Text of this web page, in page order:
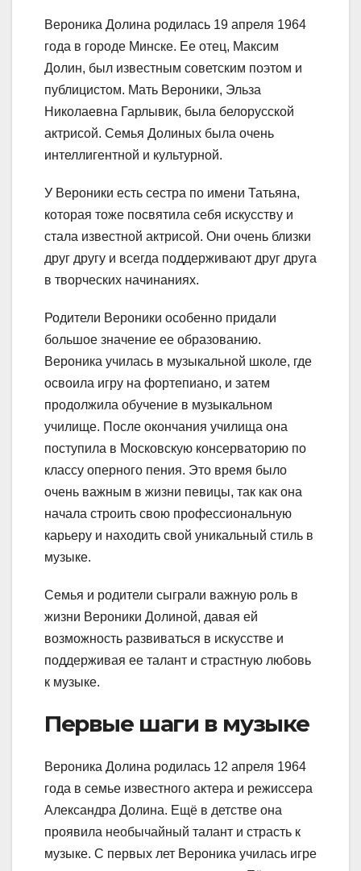
Вероника Долина родилась 19 апреля 1964
года в городе Минске. Ее отец, Максим
Долин, был известным советским поэтом и
публицистом. Мать Вероники, Эльза
Николаевна Гарлывик, была белорусской
актрисой. Семья Долиных была очень
интеллигентной и культурной.
У Вероники есть сестра по имени Татьяна,
которая тоже посвятила себя искусству и
стала известной актрисой. Они очень близки
друг другу и всегда поддерживают друг друга
в творческих начинаниях.
Родители Вероники особенно придали
большое значение ее образованию.
Вероника училась в музыкальной школе, где
освоила игру на фортепиано, и затем
продолжила обучение в музыкальном
училище. После окончания училища она
поступила в Московскую консерваторию по
классу оперного пения. Это время было
очень важным в жизни певицы, так как она
начала строить свою профессиональную
карьеру и находить свой уникальный стиль в
музыке.
Семья и родители сыграли важную роль в
жизни Вероники Долиной, давая ей
возможность развиваться в искусстве и
поддерживая ее талант и страстную любовь
к музыке.
Первые шаги в музыке
Вероника Долина родилась 12 апреля 1964
года в семье известного актера и режиссера
Александра Долина. Ещё в детстве она
проявила необычайный талант и страсть к
музыке. С первых лет Вероника училась игре